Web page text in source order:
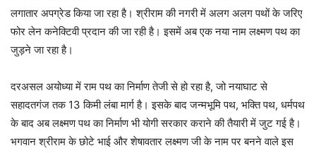
लगातार अपग्रेड किया जा रहा है। श्रीराम की नगरी में अलग अलग पथों के जरिए
फोर लेन कनेक्टिवी प्रदान की जा रही है। इसमें अब एक नया नाम लक्ष्मण पथ का
जुड़ने जा रहा है।
दरअसल अयोध्या में राम पथ का निर्माण तेजी से हो रहा है, जो नयाघाट से
सहादतगंज तक 13 किमी लंबा मार्ग है। इसके बाद जन्मभूमि पथ, भक्ति पथ, धर्मपथ
के बाद अब लक्ष्मण पथ का निर्माण भी योगी सरकार कराने की तैयारी में जुट गई है।
भगवान श्रीराम के छोटे भाई और शेषावतार लक्ष्मण जी के नाम पर बनने वाले इस